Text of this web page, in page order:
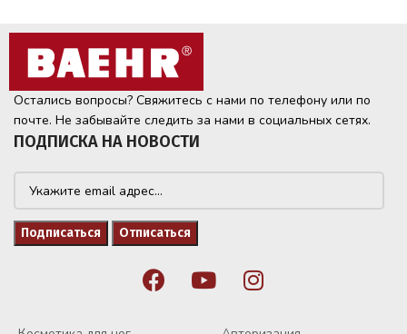
Остались вопросы? Свяжитесь с нами по телефону или по
почте. Не забывайте следить за нами в социальных сетях.
ПОДПИСКА НА НОВОСТИ